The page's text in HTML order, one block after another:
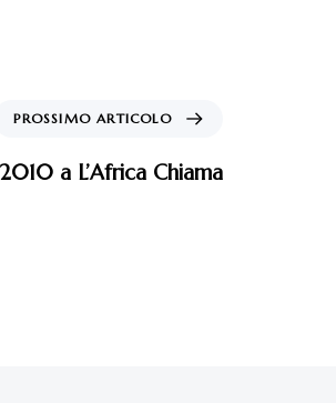
PROSSIMO ARTICOLO
a L’Africa Chiama